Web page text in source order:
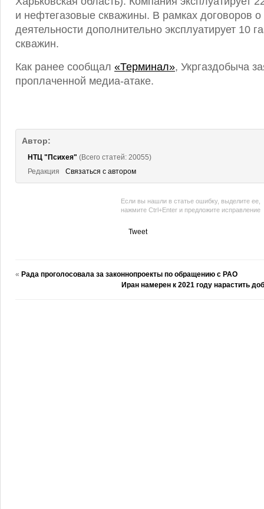
и нефтегазовые скважины. В рамках договоров о
деятельности дополнительно эксплуатирует 10
скважин.
Как ранее сообщал «Терминал», Укргаздобыча
проплаченной медиа-атаке.
Автор:
НТЦ "Психея" (Всего статей: 20055)
Редакция
Связаться с автором
Если вы нашли в статье ошибку, выделите ее,
нажмите Ctrl+Enter и предложите исправление
Tweet
« Рада проголосовала за законнопроекты по обращению с РАО
Иран намерен к 2021 году нарастить